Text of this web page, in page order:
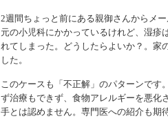
2週間ちょっと前にある親御さんからメ
元の小児科にかかっているけれど、湿疹
れてしまった。どうしたらよいか？。家
した。
このケースも「不正解」のパターンです
ず治療もできず、食物アレルギーを悪化
手とは認めません。専門医への紹介も期